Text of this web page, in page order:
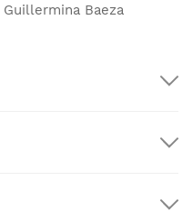
Baeza
over $300.00